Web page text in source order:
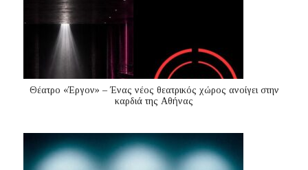
Θέατρο «Έργον» – Ένας νέος θεατρικός χώρος ανοίγει στην
καρδιά της Αθήνας